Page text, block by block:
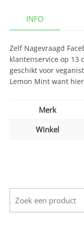
INFO
Zelf Nagevraagd
klantenservice op 13
geschikt voor
Lemon Mint want
Merk
Winkel